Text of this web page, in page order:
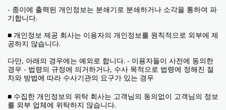
- 종이에 출력된 개인정보는 분쇄기로 분쇄하거나 소각을 통하여 파
기합니다.
■ 개인정보 제공 회사는 이용자의 개인정보를 원칙적으로 외부에 제
공하지 않습니다.
다만, 아래의 경우에는 예외로 합니다. - 이용자들이 사전에 동의한
경우 - 법령의 규정에 의거하거나, 수사 목적으로 법령에 정해진 절
차와 방법에 따라 수사기관의 요구가 있는 경우
■ 수집한 개인정보의 위탁 회사는 고객님의 동의없이 고객님의 정보
를 외부 업체에 위탁하지 않습니다.